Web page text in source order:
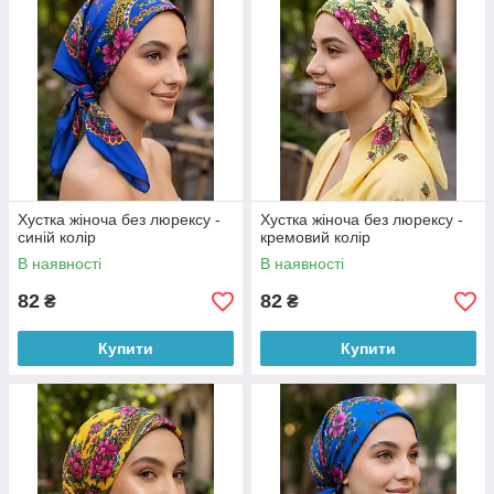
Хустка жіноча без люрексу -
синій колір
В наявності
82 ₴
Купити
Хустка жіноча без люрексу -
кремовий колір
В наявності
82 ₴
Купити